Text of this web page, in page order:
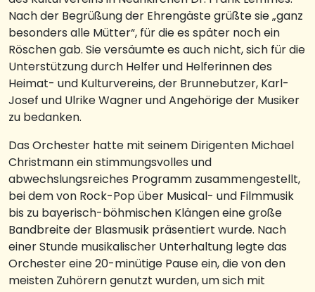
Nach der Begrüßung der Ehrengäste grüßte sie „ganz
besonders alle Mütter“, für die es später noch ein
Röschen gab. Sie versäumte es auch nicht, sich für die
Unterstützung durch Helfer und Helferinnen des
Heimat- und Kulturvereins, der Brunnebutzer, Karl-
Josef und Ulrike Wagner und Angehörige der Musiker
zu bedanken.
Das Orchester hatte mit seinem Dirigenten Michael
Christmann ein stimmungsvolles und
abwechslungsreiches Programm zusammengestellt,
bei dem von Rock-Pop über Musical- und Filmmusik
bis zu bayerisch-böhmischen Klängen eine große
Bandbreite der Blasmusik präsentiert wurde. Nach
einer Stunde musikalischer Unterhaltung legte das
Orchester eine 20-minütige Pause ein, die von den
meisten Zuhörern genutzt wurden, um sich mit